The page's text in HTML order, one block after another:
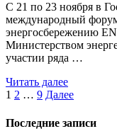
С 21 по 23 ноября в
международный
энергосбережению
Министерством
участии ряда …
Читать далее
Пагинация
записей
1 2 … 9 Далее
Последние записи